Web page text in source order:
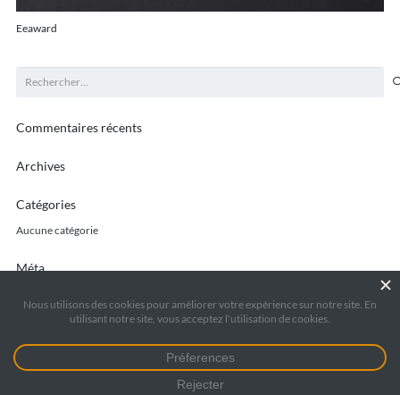
Eeaward
Commentaires récents
Archives
Catégories
Aucune catégorie
Méta
Flux des publications
Site de WordPress-FR